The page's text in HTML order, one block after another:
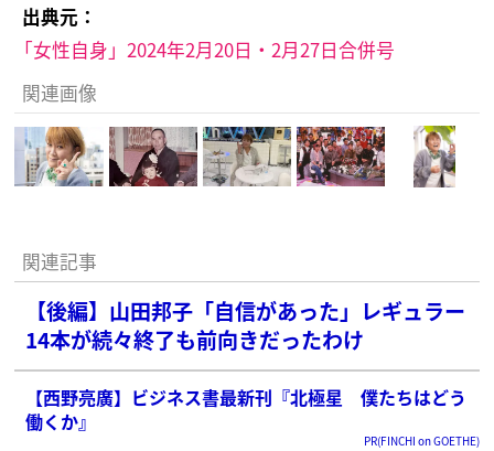
出典元：
「女性自身」2024年2月20日・2月27日合併号
関連画像
関連記事
【後編】山田邦子「自信があった」レギュラー
14本が続々終了も前向きだったわけ
【西野亮廣】ビジネス書最新刊『北極星 僕たちはどう
働くか』
PR(FINCHI on GOETHE)